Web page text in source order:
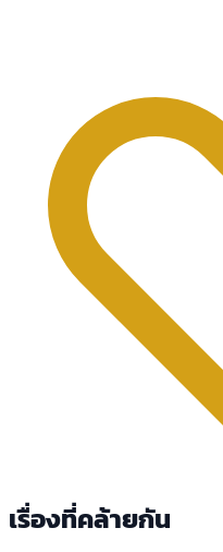
เรื่องที่คล้ายกัน